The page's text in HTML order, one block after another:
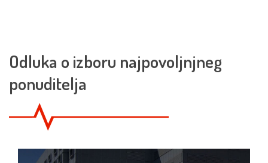
Odluka o izboru najpovoljnjneg
ponuditelja